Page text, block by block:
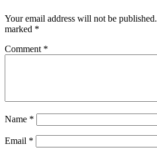
Your email address will not be published.
marked *
Comment *
Name *
Email *